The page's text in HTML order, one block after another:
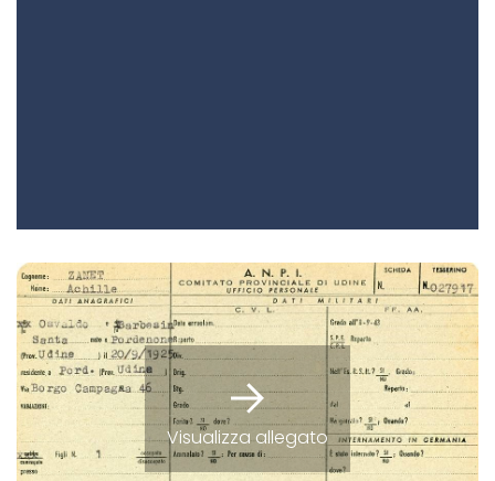
Visualizza allegato